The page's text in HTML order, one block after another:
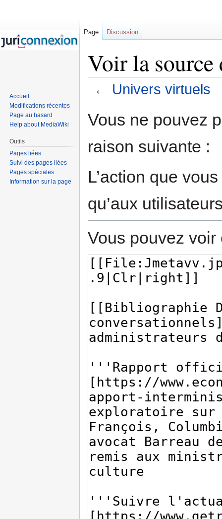
Voir la
← Univers virtuels
Vous ne pouvez
raison suivante :
L’action que
qu’aux
Vous pouvez
Page Discussion
Accueil
Modifications récentes
Page au hasard
Help about MediaWiki
Outils
Pages liées
Suivi des pages liées
Pages spéciales
Information sur la page